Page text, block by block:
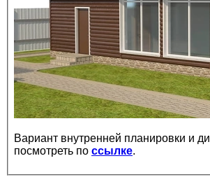
Вариант внутренней планировки и
посмотреть по ссылке.